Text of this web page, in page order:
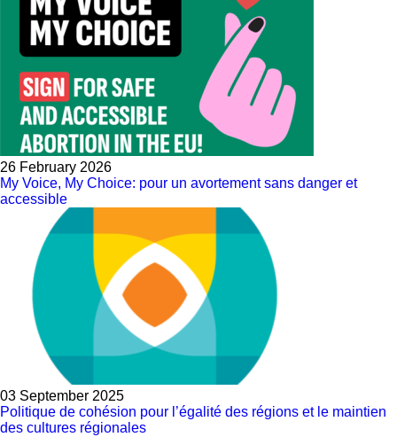
26 February 2026
My Voice, My Choice: pour un avortement sans danger et
accessible
03 September 2025
Politique de cohésion pour l’égalité des régions et le maintien
des cultures régionales